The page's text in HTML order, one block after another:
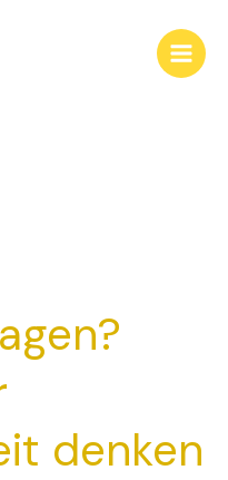
Main
denken